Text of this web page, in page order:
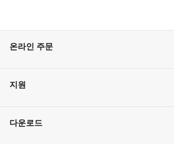
온라인 주문
주문 방법
벌크 주문
지원
고객 센터
다운로드